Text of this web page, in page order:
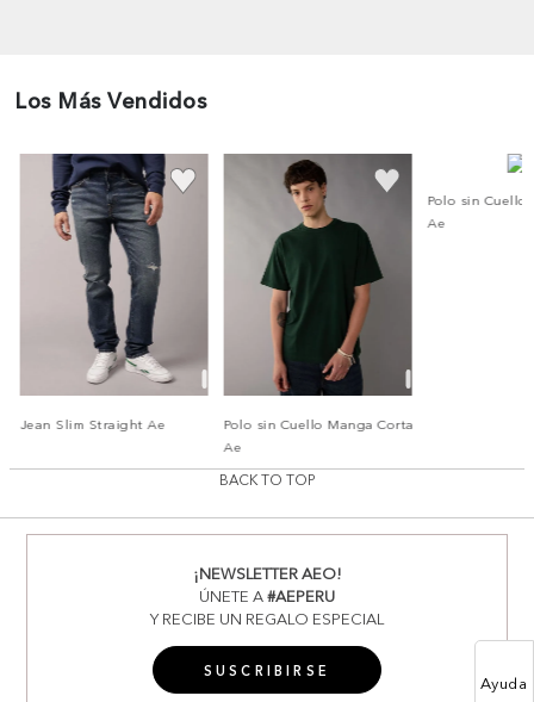
Ayuda
Los Más Vendidos
Jean Slim Straight Ae
Polo sin Cuello Manga Corta
Ae
Polo sin Cuello
Ae
BACK TO TOP
¡NEWSLETTER AEO!
ÚNETE A#AEPERU
Y RECIBE UN REGALO ESPECIAL
SUSCRIBIRSE